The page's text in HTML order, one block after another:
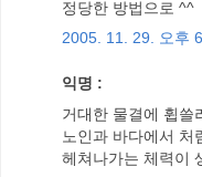
정당한 방법으로 ^^
2005. 11. 29. 오후
익명 :
거대한 물결에 휩쓸
노인과 바다에서 처
헤쳐나가는 체력이